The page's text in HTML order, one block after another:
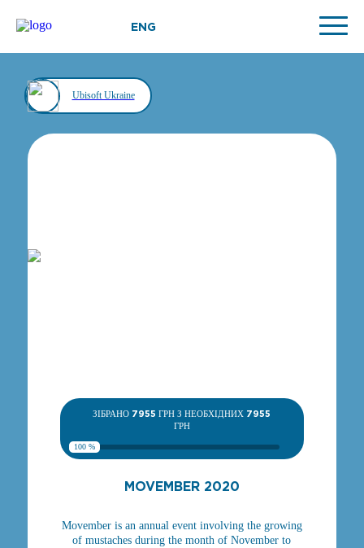
ENG
Ubisoft Ukraine
ЗІБРАНО 7955 ГРН З НЕОБХІДНИХ 7955
ГРН
100 %
MOVEMBER 2020
Movember is an annual event involving the growing
of mustaches during the month of November to